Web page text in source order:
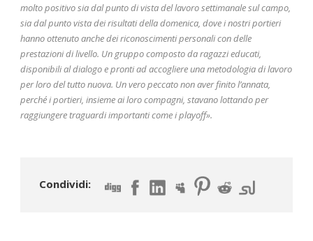
molto positivo sia dal punto di vista del lavoro settimanale sul campo,
sia dal punto vista dei risultati della domenica, dove i nostri portieri
hanno ottenuto anche dei riconoscimenti personali con delle
prestazioni di livello. Un gruppo composto da ragazzi educati,
disponibili al dialogo e pronti ad accogliere una metodologia di lavoro
per loro del tutto nuova. Un vero peccato non aver finito l’annata,
perché i portieri, insieme ai loro compagni, stavano lottando per
raggiungere traguardi importanti come i playoff».
Condividi: